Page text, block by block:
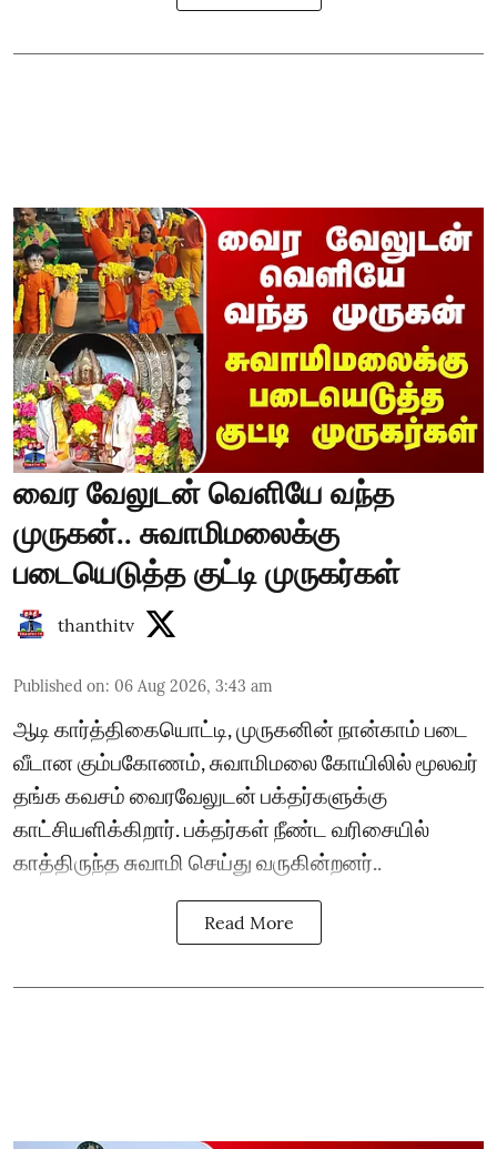
வைர வேலுடன் வெளியே வந்த
முருகன்.. சுவாமிமலைக்கு
படையெடுத்த குட்டி முருகர்கள்
thanthitv
Published on: 06 Aug 2026, 3:43 am
ஆடி கார்த்திகையொட்டி, முருகனின் நான்காம் படை
வீடான கும்பகோணம், சுவாமிமலை கோயிலில் மூலவர்
தங்க கவசம் வைரவேலுடன் பக்தர்களுக்கு
காட்சியளிக்கிறார். பக்தர்கள் நீண்ட வரிசையில்
காத்திருந்த சுவாமி செய்து வருகின்றனர்..
Read More